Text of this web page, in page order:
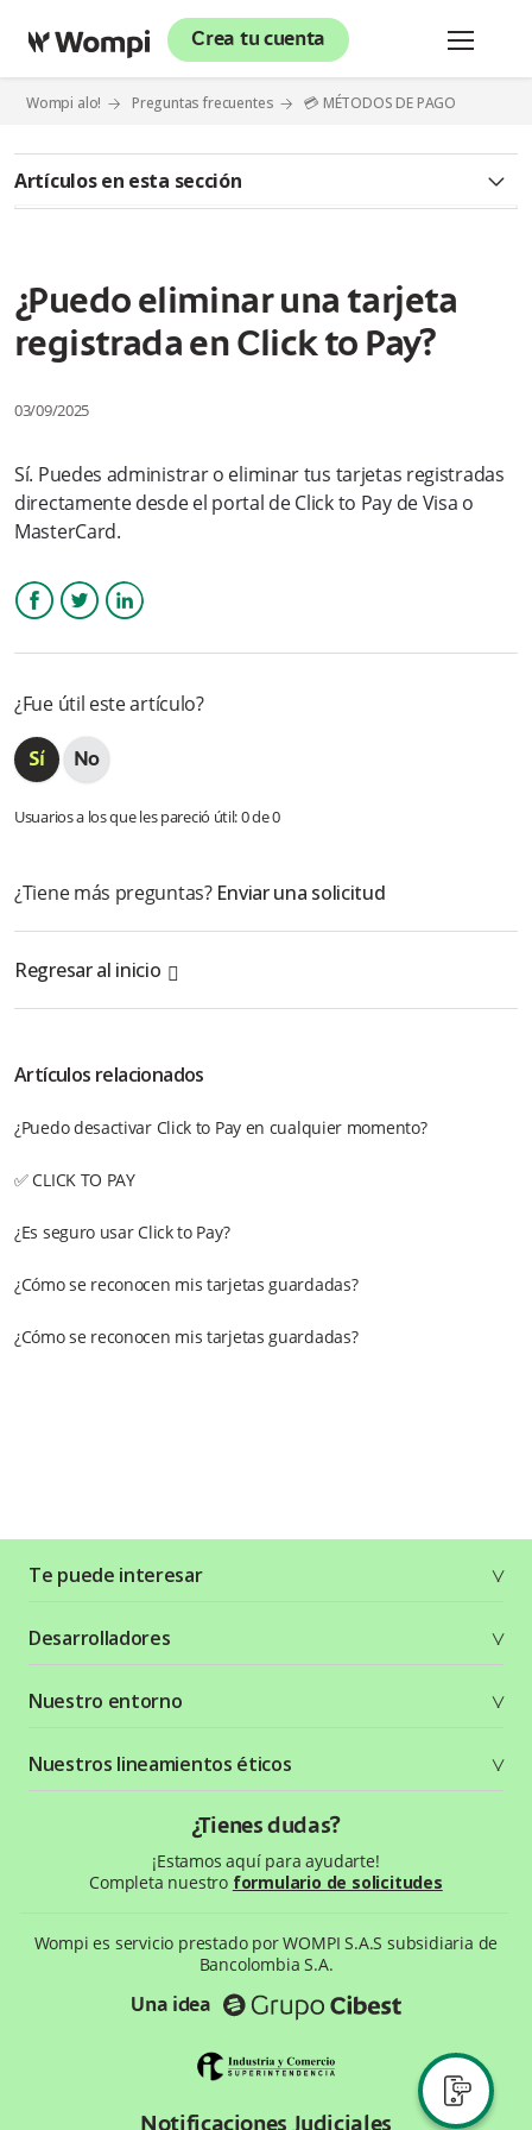
Crea tu cuenta
Wompi alo! Preguntas frecuentes 💳 MÉTODOS DE PAGO
Artículos en esta sección
¿Qué es Click to Pay?
¿Es seguro usar Click to Pay?
¿Cómo puedo activar Click to Pay?
¿Quiénes pueden usar Click to Pay?
¿Click to Pay guarda mis datos bancarios?
✅ DAVIPLATA
Más información
¿Puedo eliminar una tarjeta
registrada en Click to Pay?
03/09/2025
Sí. Puedes administrar o eliminar tus tarjetas registradas
directamente desde el portal de Click to Pay de Visa o
MasterCard.
¿Fue útil este artículo?
Usuarios a los que les pareció útil: 0 de 0
¿Tiene más preguntas? Enviar una solicitud
Regresar al inicio
Artículos relacionados
¿Puedo desactivar Click to Pay en cualquier momento?
✅ CLICK TO PAY
¿Es seguro usar Click to Pay?
¿Cómo se reconocen mis tarjetas guardadas?
¿Cómo se reconocen mis tarjetas guardadas?
Te puede interesar
Planes y tarifas
Crea tu cuenta
Seguridad
Términos y condiciones
Política de privacidad
Desarrolladores
Recursos gráficos
Status Page
Nuestro entorno
¿Qué es Wompi?
Wiki Wompi
Preguntas frecuentes
Nuestros lineamientos éticos
¿Tienes dudas?
¡Estamos aquí para ayudarte!
Completa nuestro formulario de solicitudes
Wompi es servicio prestado por WOMPI S.A.S subsidiaria de
Bancolombia S.A.
Una idea
Notificaciones Judiciales